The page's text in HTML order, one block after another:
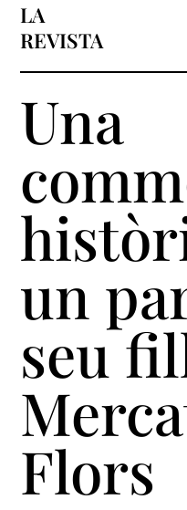
LA
REVISTA
Una
un
seu
Flors